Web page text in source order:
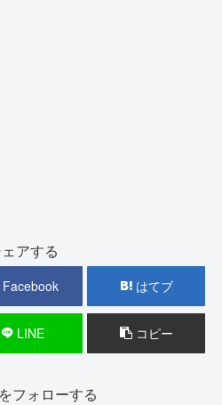
アする
Facebook はてブ
LINE コピー
フォローする